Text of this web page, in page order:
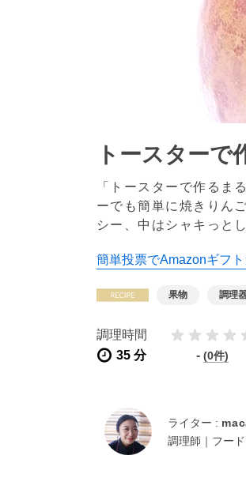
トースター
「トースターで作るま
ーでも簡単に焼きりん
シー、中はシャキっと
簡単投票でAmazonギフト
果物 調理
調理時間
35 分
- (0件)
ライター :
調理師｜フー